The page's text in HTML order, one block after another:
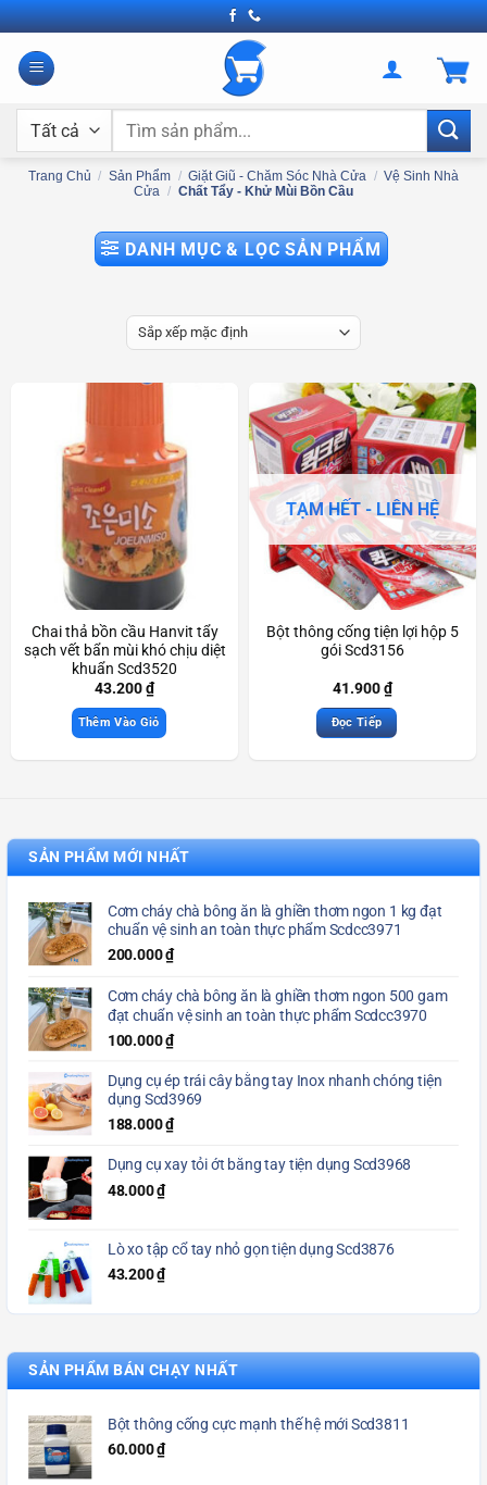
Bỏ
qua
nội
Tìm
Trang Chủ / Sản Phẩm / Giặt Giũ - Chăm Sóc Nhà Cửa / Vệ Sinh Nhà
Cửa / Chất Tẩy - Khử Mùi Bồn Cầu
DANH MỤC & LỌC SẢN PHẨM
Chai thả bồn cầu Hanvit tẩy
sạch vết bẩn mùi khó chịu diệt
khuẩn Scd3520
43.200₫
Thêm Vào Giỏ
TẠM HẾT - LIÊN HỆ
Bột thông cống tiện lợi hộp 5
gói Scd3156
41.900₫
Đọc Tiếp
SẢN PHẨM MỚI NHẤT
Cơm cháy chà bông ăn là ghiền thơm ngon 1 kg đạt
chuẩn vệ sinh an toàn thực phẩm Scdcc3971
200.000₫
Cơm cháy chà bông ăn là ghiền thơm ngon 500 gam
đạt chuẩn vệ sinh an toàn thực phẩm Scdcc3970
100.000₫
Dụng cụ ép trái cây bằng tay Inox nhanh chóng tiện
dụng Scd3969
188.000₫
Dụng cụ xay tỏi ớt bằng tay tiện dụng Scd3968
48.000₫
Lò xo tập cổ tay nhỏ gọn tiện dụng Scd3876
43.200₫
SẢN PHẨM BÁN CHẠY NHẤT
Bột thông cống cực mạnh thế hệ mới Scd3811
60.000₫